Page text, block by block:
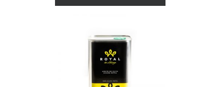
AÑADIR
AL
CARRITO